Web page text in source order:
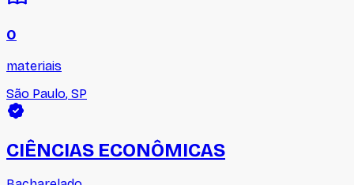
0
materiais
São Paulo, SP
CIÊNCIAS ECONÔMICAS